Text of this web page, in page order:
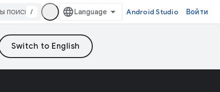
/ Android Studio Войти